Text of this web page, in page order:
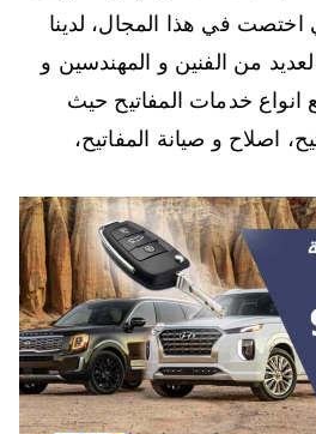
اختصت في هذا المجال، لدينا
من الفنين و المهندسين و
انواع خدمات المفاتيح حيث
اصلاح و صيانة المفاتيح،